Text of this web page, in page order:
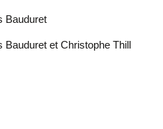
Bauduret
Bauduret et Christophe Thill